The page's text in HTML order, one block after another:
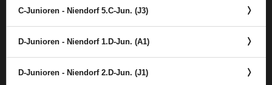
C-Junioren - Niendorf 5.C-Jun. (J3)
D-Junioren - Niendorf 1.D-Jun. (A1)
D-Junioren - Niendorf 2.D-Jun. (J1)